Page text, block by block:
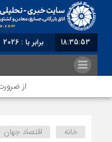
18:35:54 برابر با : Friday - 7 August - 2026
از ضرورت
خانه اقتصاد جهان